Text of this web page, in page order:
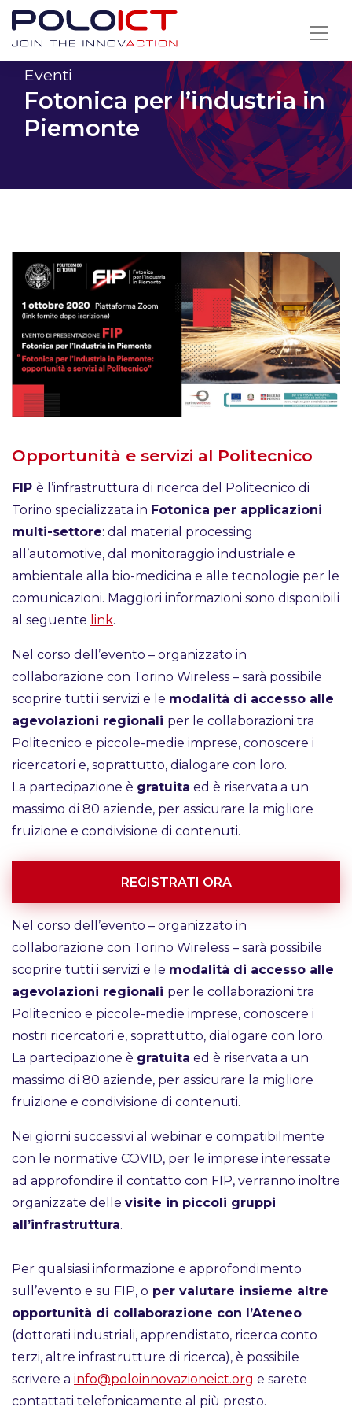
Skip
contentEventi
Fotonica per l’industria in
Piemonte
Opportunità e servizi al Politecnico
FIP è l’infrastruttura di ricerca del Politecnico di
Torino specializzata in Fotonica per applicazioni
multi-settore: dal material processing
all’automotive, dal monitoraggio industriale e
ambientale alla bio-medicina e alle tecnologie per le
comunicazioni. Maggiori informazioni sono disponibili
al seguente link.
Nel corso dell’evento – organizzato in
collaborazione con Torino Wireless – sarà possibile
scoprire tutti i servizi e le modalità di accesso alle
agevolazioni regionali per le collaborazioni tra
Politecnico e piccole-medie imprese, conoscere i
ricercatori e, soprattutto, dialogare con loro.
La partecipazione è gratuita ed è riservata a un
massimo di 80 aziende, per assicurare la migliore
fruizione e condivisione di contenuti.
REGISTRATI ORA
Nel corso dell’evento – organizzato in
collaborazione con Torino Wireless – sarà possibile
scoprire tutti i servizi e le modalità di accesso alle
agevolazioni regionali per le collaborazioni tra
Politecnico e piccole-medie imprese, conoscere i
nostri ricercatori e, soprattutto, dialogare con loro.
La partecipazione è gratuita ed è riservata a un
massimo di 80 aziende, per assicurare la migliore
fruizione e condivisione di contenuti.
Nei giorni successivi al webinar e compatibilmente
con le normative COVID, per le imprese interessate
ad approfondire il contatto con FIP, verranno inoltre
organizzate delle visite in piccoli gruppi
all’infrastruttura.
Per qualsiasi informazione e approfondimento
sull’evento e su FIP, o per valutare insieme altre
opportunità di collaborazione con l’Ateneo
(dottorati industriali, apprendistato, ricerca conto
terzi, altre infrastrutture di ricerca), è possibile
scrivere a info@poloinnovazioneict.org e sarete
contattati telefonicamente al più presto.